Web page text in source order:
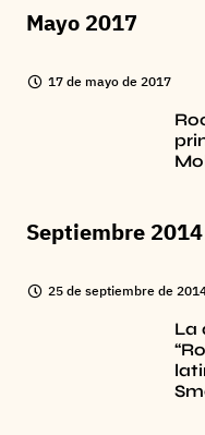
Mayo 2017
17 de mayo de 2017
Septiembre 2014
25 de septiembre de
La